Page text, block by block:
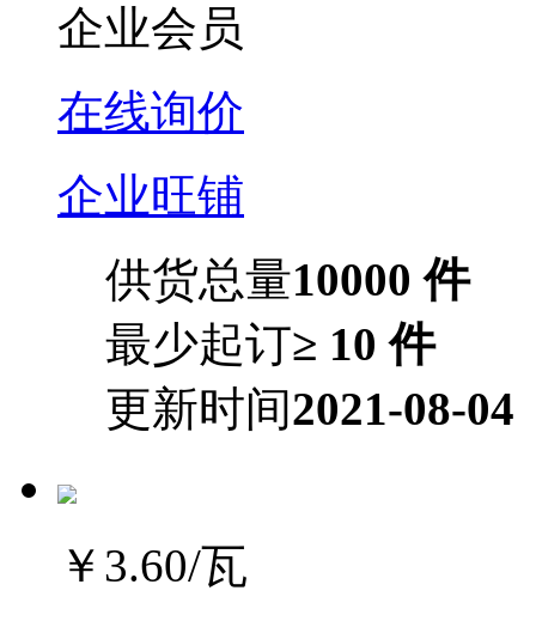
企业会员
在线询价
企业旺铺
供货总量10000 件
最少起订≥ 10 件
更新时间2021-08-04
￥3.60/瓦